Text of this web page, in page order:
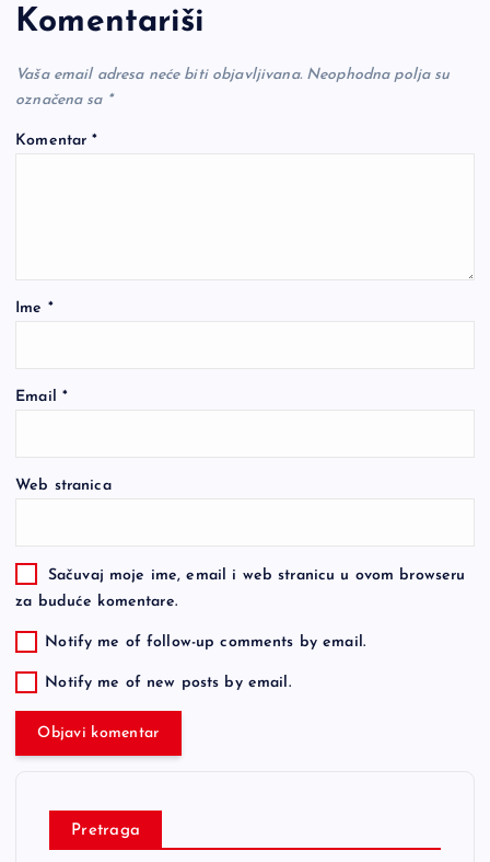
Komentariši
Vaša email adresa neće biti objavljivana. Neophodna polja su
označena sa *
Komentar*
Ime *
Email *
Web stranica
Sačuvaj moje ime, email i web stranicu u ovom browseru
za buduće komentare.
Notify me of follow-up comments by email.
Notify me of new posts by email.
Pretraga